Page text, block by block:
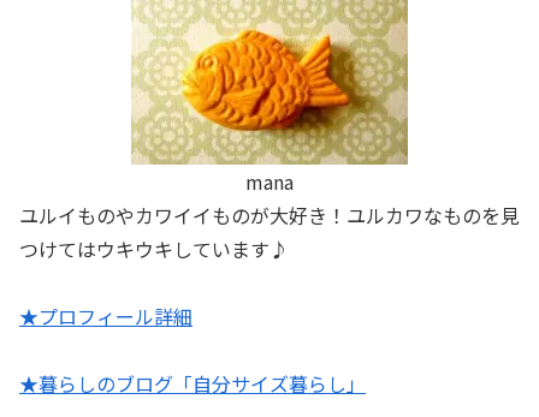
mana
ユルイものやカワイイものが大好き！ユルカワなものを見
つけてはウキウキしています♪
★プロフィール詳細
★暮らしのブログ「自分サイズ暮らし」